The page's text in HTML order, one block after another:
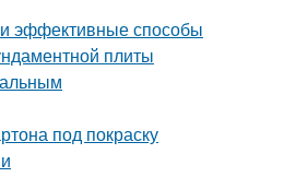
эффективные способы
плиты
под покраску